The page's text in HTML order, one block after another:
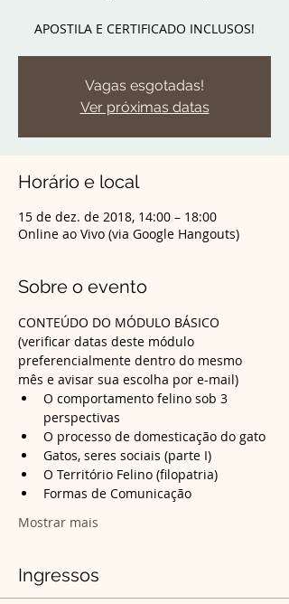
APOSTILA E CERTIFICADO INCLUSOS!
Vagas esgotadas!
Ver próximas datas
Horário e local
15 de dez. de 2018, 14:00 – 18:00
Online ao Vivo (via Google Hangouts)
Sobre o evento
CONTEÚDO DO MÓDULO BÁSICO
(verificar datas deste módulo
preferencialmente dentro do mesmo
mês e avisar sua escolha por e-mail)
O comportamento felino sob 3
Formas de Comunicação
Mostrar mais
Ingressos